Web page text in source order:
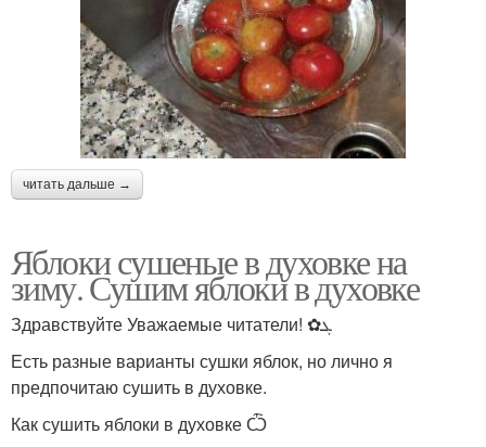
читать дальше →
Яблоки сушеные в духовке на
зиму. Сушим яблоки в духовке
Здравствуйте Уважаемые читатели! ✿ܓ
Есть разные варианты сушки яблок, но лично я
предпочитаю сушить в духовке.
Как сушить яблоки в духовке Ѽ